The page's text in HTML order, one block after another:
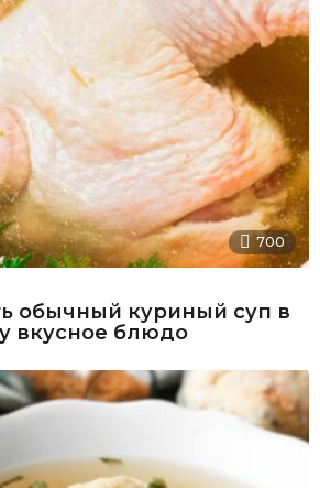
700
обычный куриный суп в
вкусное блюдо